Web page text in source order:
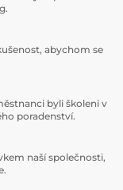
abychom se
byli školeni v
poradenství.
naší společnosti,